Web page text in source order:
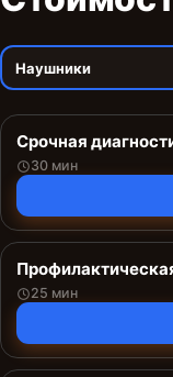
Наушники
Срочная
30 мин
25 мин